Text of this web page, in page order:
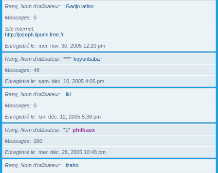
Rang, Nom d’utilisateur
Gadjo latino
Messages
0
Site Internet
http://joseph.lipomi.free.fr
Enregistré le
mer. nov. 30, 2005 12:20 pm
Rang, Nom d’utilisateur **** koyunbaba
Messages
48
Enregistré le
sam. déc. 10, 2005 4:06 pm
Rang, Nom d’utilisateur
iki
Messages
0
Enregistré le
lun. déc. 12, 2005 5:38 pm
Rang, Nom d’utilisateur *1* philbaux
Messages
160
Enregistré le
mer. déc. 28, 2005 10:48 pm
Rang, Nom d’utilisateur
izaho